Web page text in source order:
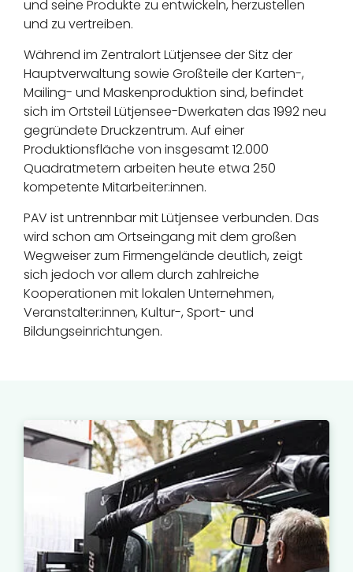
und seine Produkte zu entwickeln, herzustellen
und zu vertreiben.
Während im Zentralort Lütjensee der Sitz der
Hauptverwaltung sowie Großteile der Karten-,
Mailing- und Maskenproduktion sind, befindet
sich im Ortsteil Lütjensee-Dwerkaten das 1992 neu
gegründete Druckzentrum. Auf einer
Produktionsfläche von insgesamt 12.000
Quadratmetern arbeiten heute etwa 250
kompetente Mitarbeiter:innen.
PAV ist untrennbar mit Lütjensee verbunden. Das
wird schon am Ortseingang mit dem großen
Wegweiser zum Firmengelände deutlich, zeigt
sich jedoch vor allem durch zahlreiche
Kooperationen mit lokalen Unternehmen,
Veranstalter:innen, Kultur-, Sport- und
Bildungseinrichtungen.